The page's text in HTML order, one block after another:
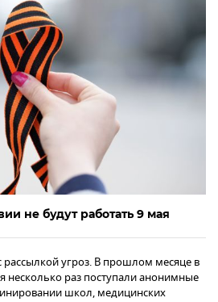
не будут работать 9 мая
рассылкой угроз. В прошлом месяце в
несколько раз поступали анонимные
школ, медицинских